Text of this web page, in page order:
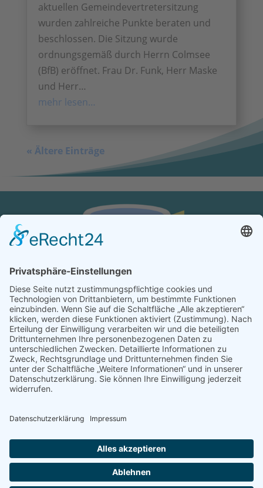
aktuellen Gemeindevertretersitzung
wurden zahlreiche Punkte beraten und
beschlossen. Die Sitzung wurde
ordnungsgemäß durch Herrn Colmsee
(BfB) eröffnet. Frau Dr. Funk, Herr Maske
und Herr…
mehr lesen…
« Ältere Einträge
Verein von aus der MITTE e.V.
Schreiben Sie uns:
redaktion@ausdermitte-binz.de
Folgen Sie uns:
Impres­sum|Daten­schutz­er­klä­rung